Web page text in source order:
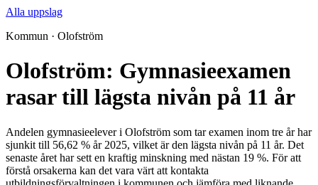
Alla uppslag
Kommun · Olofström
Olofström: Gymnasieexamen
rasar till lägsta nivån på 11 år
Andelen gymnasieelever i Olofström som tar examen inom tre år har
sjunkit till 56,62 % år 2025, vilket är den lägsta nivån på 11 år. Det
senaste året har sett en kraftig minskning med nästan 19 %. För att
förstå orsakerna kan det vara värt att kontakta